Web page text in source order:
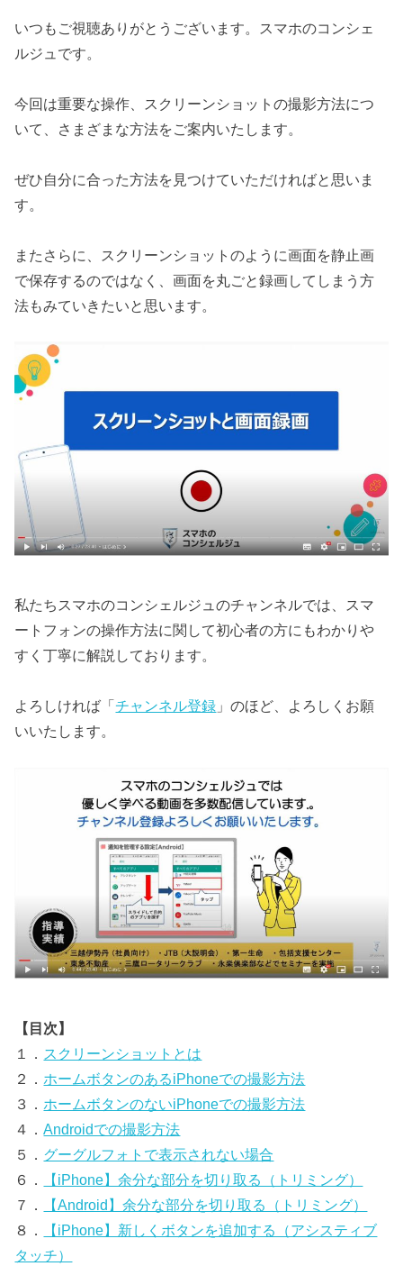
いつもご視聴ありがとうございます。スマホのコンシェ
ルジュです。
今回は重要な操作、スクリーンショットの撮影方法につ
いて、さまざまな方法をご案内いたします。
ぜひ自分に合った方法を見つけていただければと思いま
す。
またさらに、スクリーンショットのように画面を静止画
で保存するのではなく、画面を丸ごと録画してしまう方
法もみていきたいと思います。
私たちスマホのコンシェルジュのチャンネルでは、スマ
ートフォンの操作方法に関して初心者の方にもわかりや
すく丁寧に解説しております。
よろしければ「チャンネル登録 」のほど、よろしくお願
いいたします。
【目次】
１． スクリーンショットとは
２． ホームボタンのあるiPhoneでの撮影方法
３． ホームボタンのないiPhoneでの撮影方法
４．Androidでの撮影方法
５． グーグルフォトで表示されない場合
６．
【iPhone】余分な部分を切り取る（トリミング）
７．
【Android】余分な部分を切り取る（トリミング）
８．
【iPhone】新しくボタンを追加する（アシスティブ
タッチ）